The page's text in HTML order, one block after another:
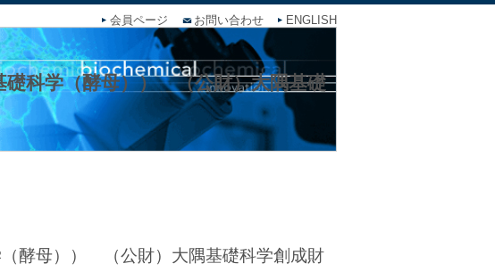
会員ページ お問い合わせ ENGLISH
礎科学（酵母）） （公財）大隅基礎
酵母）） （公財）大隅基礎科学創成財